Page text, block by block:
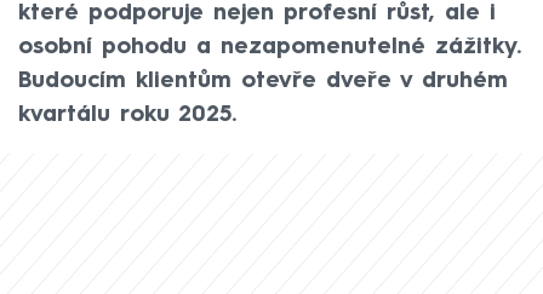
které podporuje nejen profesní růst, ale i
osobní pohodu a nezapomenutelné zážitky.
Budoucím klientům otevře dveře v druhém
kvartálu roku 2025.